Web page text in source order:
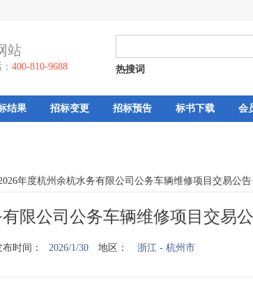
站
400-810-9688 热搜词
结果 招标变更 招标预告 标书下载 会
年度杭州余杭水务有限公司公务车辆维修项目交易公告
限公司公务车辆维修项目交易
布时间： 2026/1/30 地区： 浙江 - 杭州市